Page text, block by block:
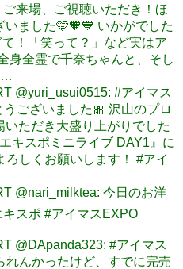
来場、ご視聴いただき！ほ
いました🩵🧡💙 いかがでした
！「笑って？」など実はア
身全霊で千奈ちゃんと、そし
…
@yuri_usui0515: #アイマス
ございました🎀 沢山のプロ
ただき大盛り上がりでした
キスポミニライブ DAY1』に
ろしくお願いします！ #アイ
@nari_milktea: 今日のお洋
スポ #アイマスEXPO
@DApanda323: #アイマス
れんかったけど、すでに完売